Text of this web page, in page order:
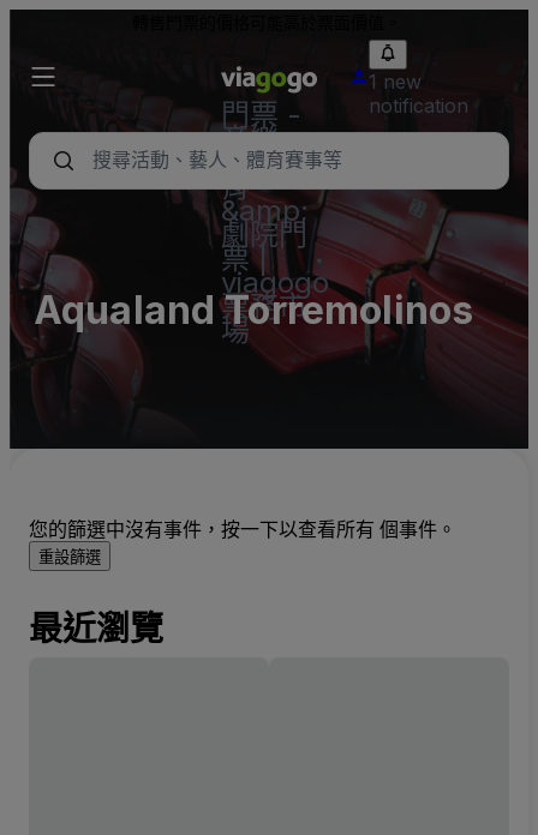
門票 -
音樂
會、體
育
&amp;
劇院門
票 |
viagogo
票務市
場
1 new
notification
Aqualand Torremolinos
您的篩選中沒有事件，按一下以查看所有 個事件。
重設篩選
最近瀏覽